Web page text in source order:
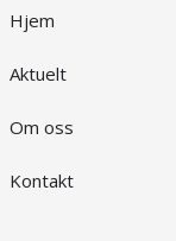
Hjem
Aktuelt
Om oss
Kontakt